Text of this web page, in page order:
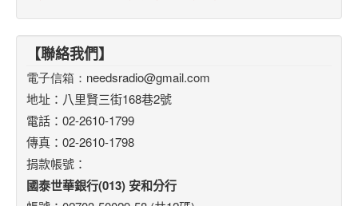
【聯絡我們】
電子信箱： needsradio@gmail.com
地址：八里賢三街168巷2號
電話：02-2610-1799
傳真：02-2610-1798
捐款帳號：
國泰世華銀行(013) 安和分行